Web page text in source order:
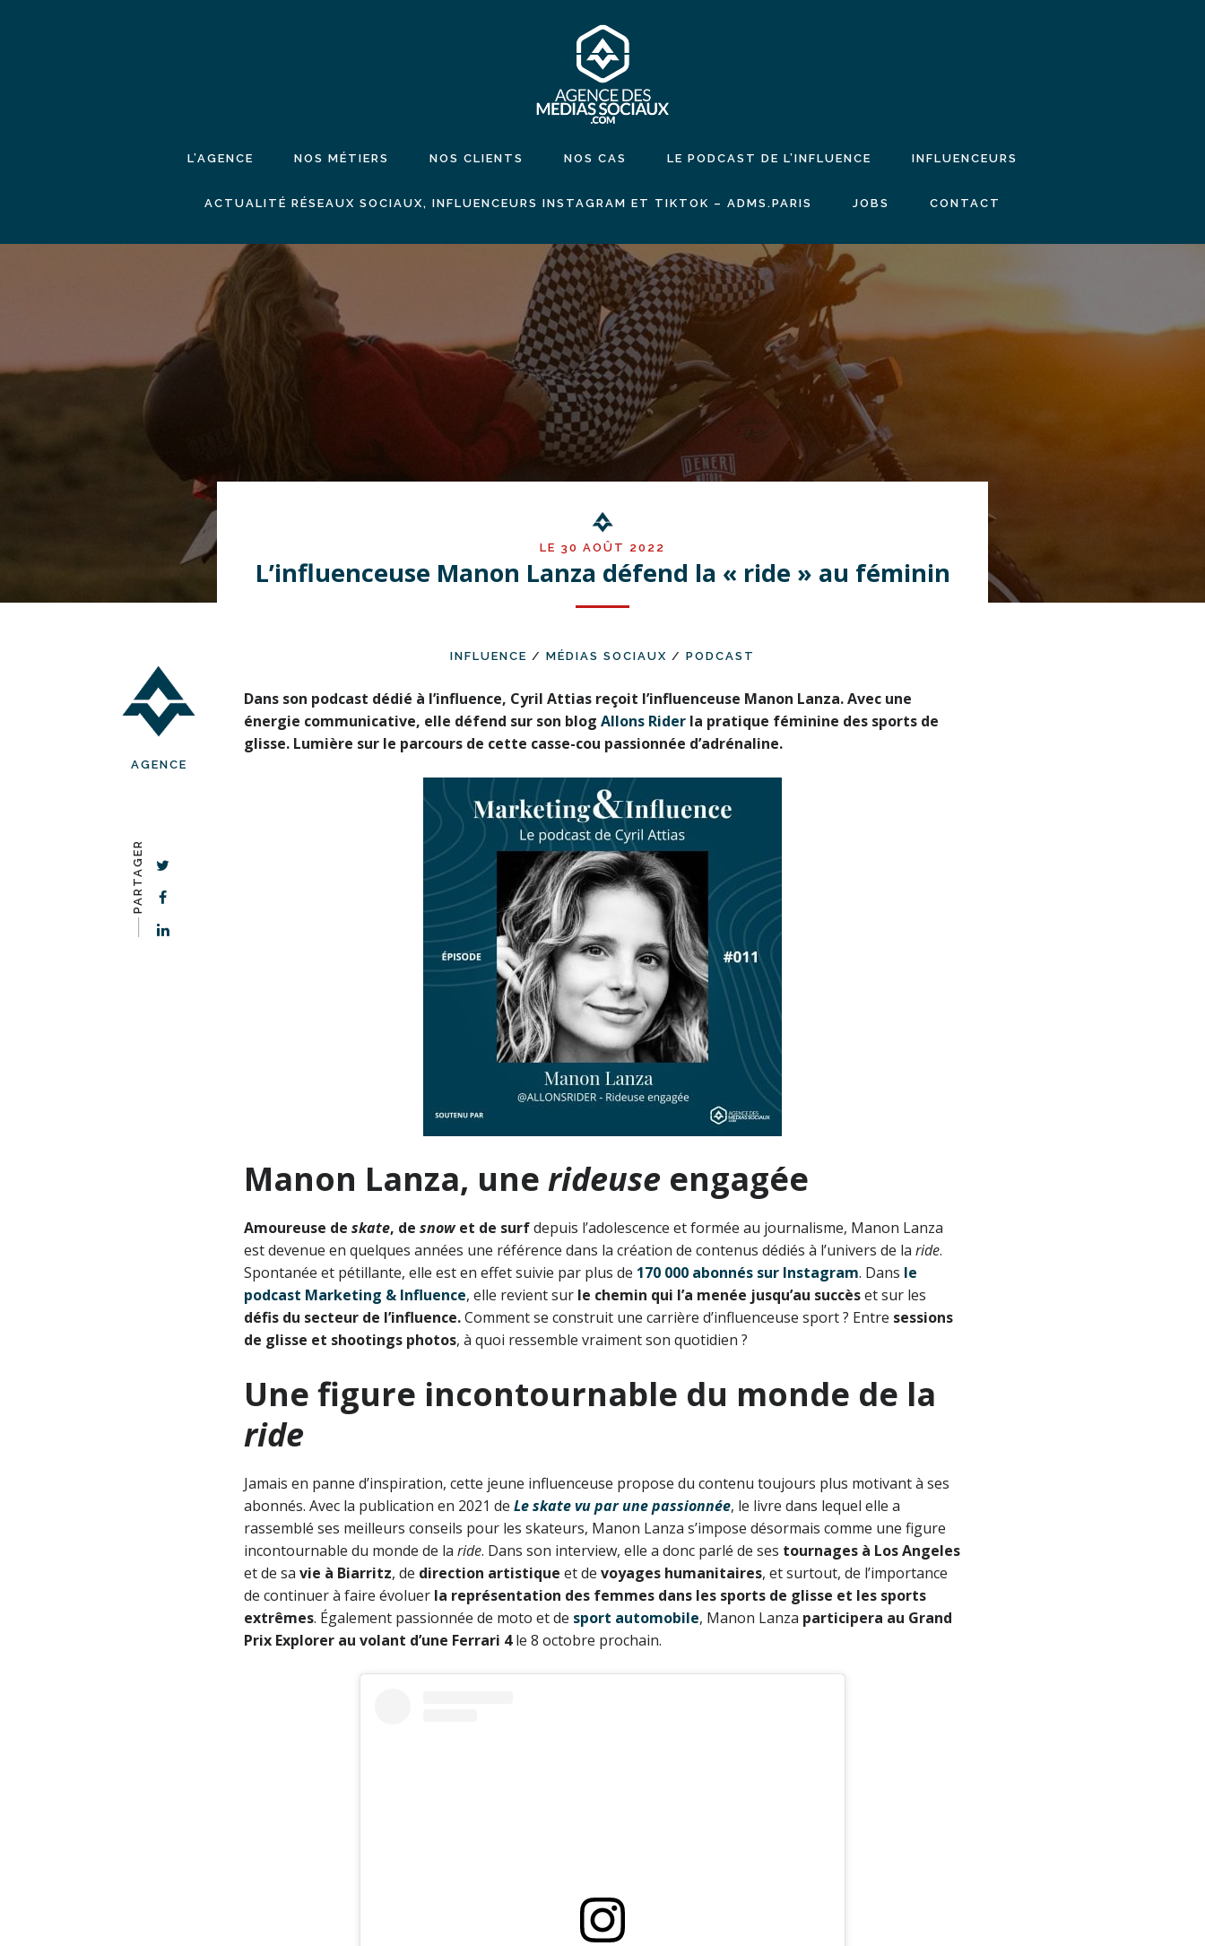
L’AGENCE NOS MÉTIERS NOS CLIENTS NOS CAS LE PODCAST DE L’INFLUENCE INFLUENCEURS
ACTUALITÉ RÉSEAUX SOCIAUX, INFLUENCEURS INSTAGRAM ET TIKTOK – ADMS.PARIS JOBS CONTACT
AGENCE
PARTAGER
LE 30 AOÛT 2022
L’influenceuse Manon Lanza défend la « ride » au féminin
INFLUENCE / MÉDIAS SOCIAUX / PODCAST
Dans son podcast dédié à l’influence, Cyril Attias reçoit l’influenceuse Manon Lanza. Avec une
énergie communicative, elle défend sur son blog Allons Rider la pratique féminine des sports de
glisse. Lumière sur le parcours de cette casse-cou passionnée d’adrénaline.
Manon Lanza, une rideuse engagée
Amoureuse de skate, de snowet de surfdepuis l’adolescence et formée au journalisme, Manon Lanza
est devenue en quelques années une référence dans la création de contenus dédiés à l’univers de la ride.
Spontanée et pétillante, elle est en effet suivie par plus de 170 000 abonnés sur Instagram. Dans le
podcast Marketing & Influence, elle revient sur le chemin qui l’a menée jusqu’au succèset sur les
défis du secteur de l’influence.Comment se construit une carrière d’influenceuse sport ? Entre sessions
de glisse et shootings photos, à quoi ressemble vraiment son quotidien ?
Une figure incontournable du monde de la
ride
Jamais en panne d’inspiration, cette jeune influenceuse propose du contenu toujours plus motivant à ses
abonnés. Avec la publication en 2021 de Le skate vu par une passionnée, le livre dans lequel elle a
rassemblé ses meilleurs conseils pour les skateurs, Manon Lanza s’impose désormais comme une figure
incontournable du monde de la ride. Dans son interview, elle a donc parlé de ses tournages à Los Angeles
et de sa vie à Biarritz, de direction artistique et de voyages humanitaires, et surtout, de l’importance
de continuer à faire évoluer la représentation des femmes dans les sports de glisse et les sports
extrêmes. Également passionnée de moto et de sport automobile, Manon Lanza participera au Grand
Prix Explorer au volant d’une Ferrari 4le 8 octobre prochain.